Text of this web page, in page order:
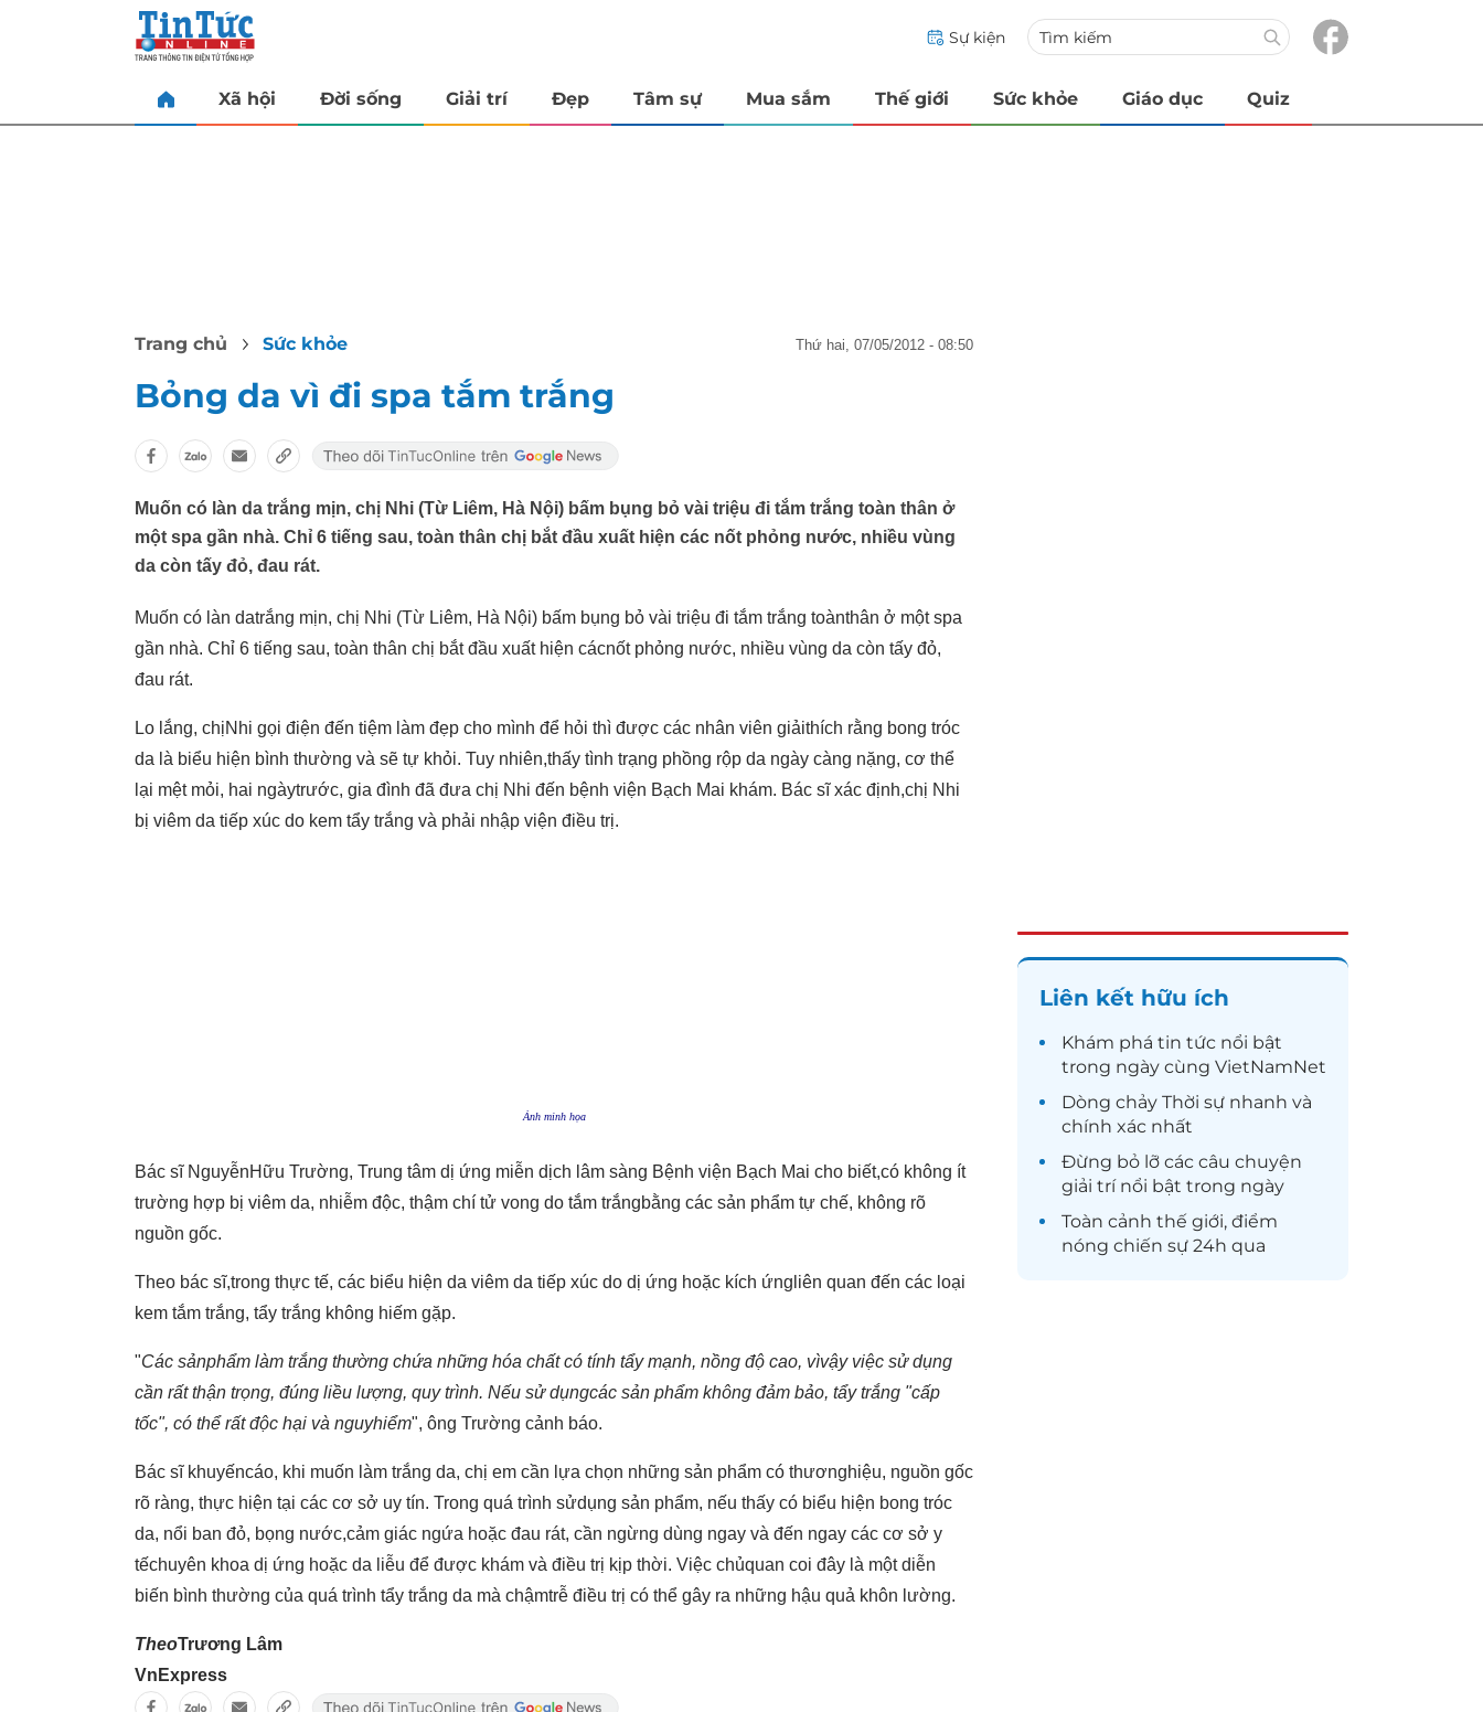
Sự kiện
Xã hội Đời sống Giải trí Đẹp Tâm sự Mua sắm Thế giới Sức khỏe Giáo dục Quiz
Trang chủ Sức khỏe thứ hai, 07/05/2012 - 08:50
Bỏng da vì đi spa tắm trắng
Muốn có làn da trắng mịn, chị Nhi (Từ Liêm, Hà Nội) bấm bụng bỏ vài triệu đi tắm trắng toàn thân ở
một spa gần nhà. Chỉ 6 tiếng sau, toàn thân chị bắt đầu xuất hiện các nốt phỏng nước, nhiều vùng
da còn tấy đỏ, đau rát.
Muốn có làn datrắng mịn, chị Nhi (Từ Liêm, Hà Nội) bấm bụng bỏ vài triệu đi tắm trắng toànthân ở một spa
gần nhà. Chỉ 6 tiếng sau, toàn thân chị bắt đầu xuất hiện cácnốt phỏng nước, nhiều vùng da còn tấy đỏ,
đau rát.
Lo lắng, chịNhi gọi điện đến tiệm làm đẹp cho mình để hỏi thì được các nhân viên giảithích rằng bong tróc
da là biểu hiện bình thường và sẽ tự khỏi. Tuy nhiên,thấy tình trạng phồng rộp da ngày càng nặng, cơ thể
lại mệt mỏi, hai ngàytrước, gia đình đã đưa chị Nhi đến bệnh viện Bạch Mai khám. Bác sĩ xác định,chị Nhi
bị viêm da tiếp xúc do kem tẩy trắng và phải nhập viện điều trị.
Ảnh minh họa
Bác sĩ NguyễnHữu Trường, Trung tâm dị ứng miễn dịch lâm sàng Bệnh viện Bạch Mai cho biết,có không ít
trường hợp bị viêm da, nhiễm độc, thậm chí tử vong do tắm trắngbằng các sản phẩm tự chế, không rõ
nguồn gốc.
Theo bác sĩ,trong thực tế, các biểu hiện da viêm da tiếp xúc do dị ứng hoặc kích ứngliên quan đến các loại
kem tắm trắng, tẩy trắng không hiếm gặp.
"Các sảnphẩm làm trắng thường chứa những hóa chất có tính tẩy mạnh, nồng độ cao, vìvậy việc sử dụng
cần rất thận trọng, đúng liều lượng, quy trình. Nếu sử dụngcác sản phẩm không đảm bảo, tẩy trắng "cấp
tốc", có thể rất độc hại và nguyhiểm", ông Trường cảnh báo.
Bác sĩ khuyếncáo, khi muốn làm trắng da, chị em cần lựa chọn những sản phẩm có thươnghiệu, nguồn gốc
rõ ràng, thực hiện tại các cơ sở uy tín. Trong quá trình sửdụng sản phẩm, nếu thấy có biểu hiện bong tróc
da, nổi ban đỏ, bọng nước,cảm giác ngứa hoặc đau rát, cần ngừng dùng ngay và đến ngay các cơ sở y
tếchuyên khoa dị ứng hoặc da liễu để được khám và điều trị kịp thời. Việc chủquan coi đây là một diễn
biến bình thường của quá trình tẩy trắng da mà chậmtrễ điều trị có thể gây ra những hậu quả khôn lường.
TheoTrương Lâm
VnExpress
Liên kết hữu ích
Khám phá tin tức nổi bật
trong ngày cùng VietNamNet
Dòng chảy Thời sự nhanh và
chính xác nhất
Đừng bỏ lỡ các câu chuyện
giải trínổi bật trong ngày
Toàn cảnh thế giới, điểm
nóng chiến sự 24h qua